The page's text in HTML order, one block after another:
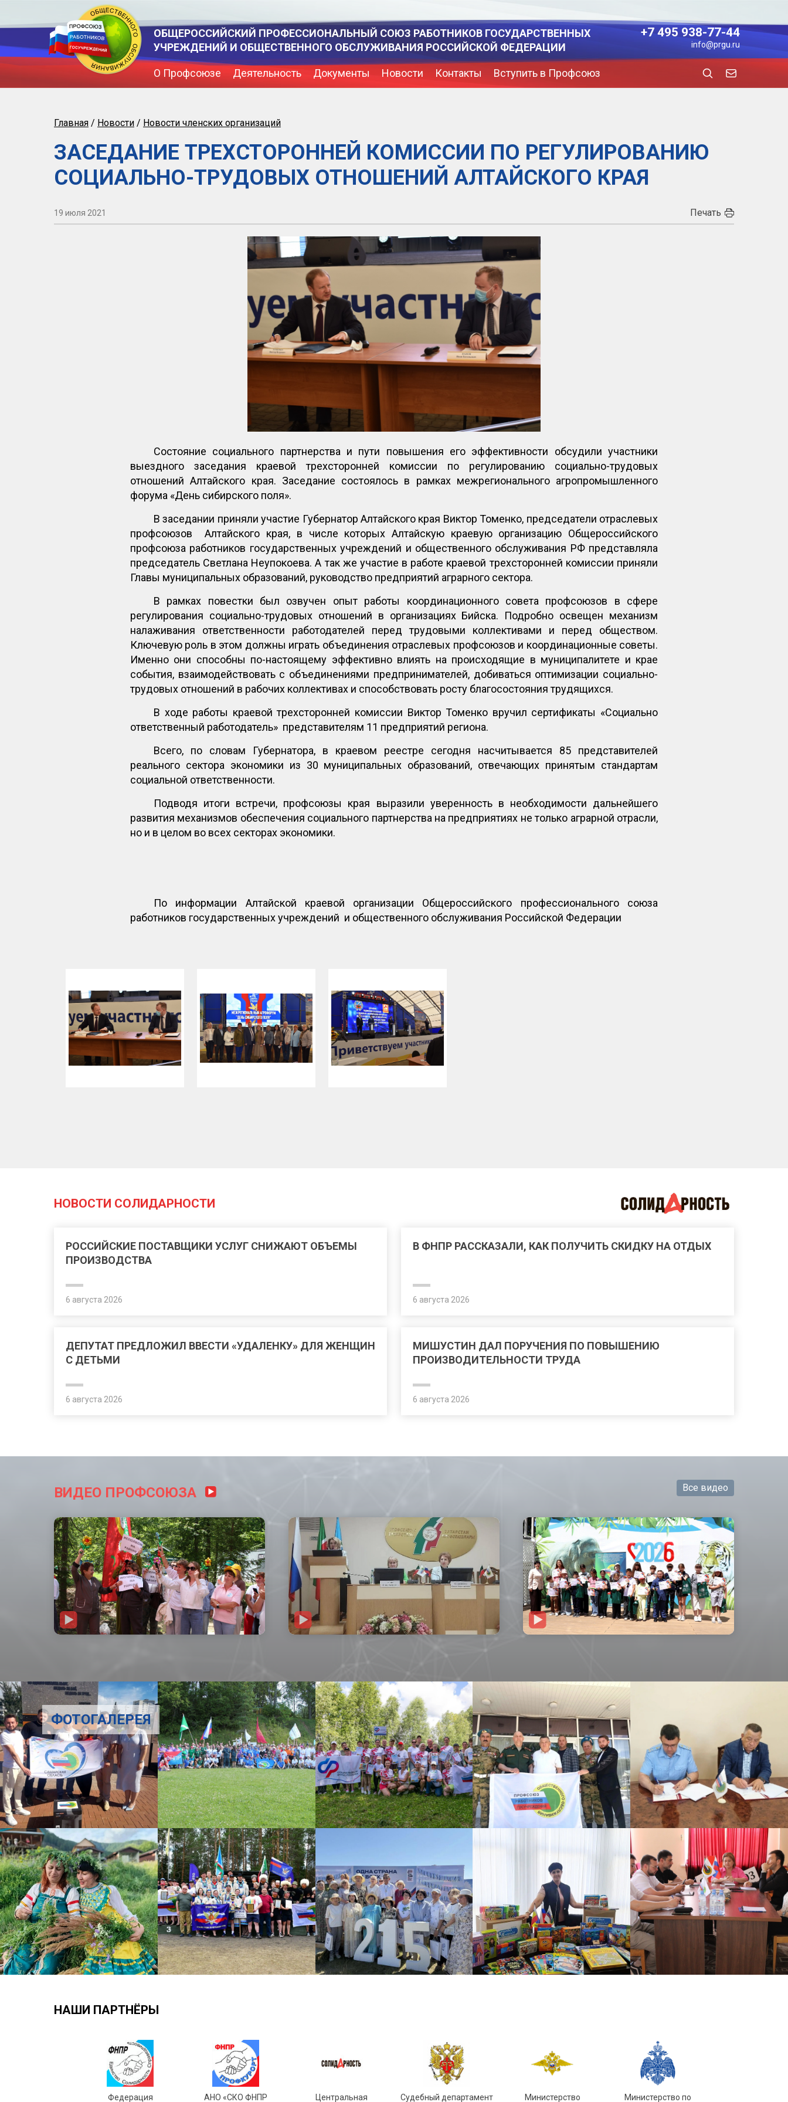
ОБЩЕРОССИЙСКИЙ ПРОФЕССИОНАЛЬНЫЙ СОЮЗ РАБОТНИКОВ ГОСУДАРСТВЕННЫХ
УЧРЕЖДЕНИЙ И ОБЩЕСТВЕННОГО ОБСЛУЖИВАНИЯ РОССИЙСКОЙ ФЕДЕРАЦИИ
+7 495 938-77-44
info@prgu.ru
О Профсоюзе Деятельность Документы Новости Контакты Вступить в Профсоюз
Главная / Новости / Новости членских организаций
ЗАСЕДАНИЕ ТРЕХСТОРОННЕЙ КОМИССИИ ПО РЕГУЛИРОВАНИЮ
СОЦИАЛЬНО-ТРУДОВЫХ ОТНОШЕНИЙ АЛТАЙСКОГО КРАЯ
19 июля 2021 Печать
Состояние социального партнерства и пути повышения его эффективности обсудили участники
выездного заседания краевой трехсторонней комиссии по регулированию социально-трудовых
отношений Алтайского края. Заседание состоялось в рамках межрегионального агропромышленного
форума «День сибирского поля».
В заседании приняли участие Губернатор Алтайского края Виктор Томенко, председатели отраслевых
профсоюзов Алтайского края, в числе которых Алтайскую краевую организацию Общероссийского
профсоюза работников государственных учреждений и общественного обслуживания РФ представляла
председатель Светлана Неупокоева. А так же участие в работе краевой трехсторонней комиссии приняли
Главы муниципальных образований, руководство предприятий аграрного сектора.
В рамках повестки был озвучен опыт работы координационного совета профсоюзов в сфере
регулирования социально-трудовых отношений в организациях Бийска. Подробно освещен механизм
налаживания ответственности работодателей перед трудовыми коллективами и перед обществом.
Ключевую роль в этом должны играть объединения отраслевых профсоюзов и координационные советы.
Именно они способны по-настоящему эффективно влиять на происходящие в муниципалитете и крае
события, взаимодействовать с объединениями предпринимателей, добиваться оптимизации социально-
трудовых отношений в рабочих коллективах и способствовать росту благосостояния трудящихся.
В ходе работы краевой трехсторонней комиссии Виктор Томенко вручил сертификаты «Социально
ответственный работодатель» представителям 11 предприятий региона.
Всего, по словам Губернатора, в краевом реестре сегодня насчитывается 85 представителей
реального сектора экономики из 30 муниципальных образований, отвечающих принятым стандартам
социальной ответственности.
Подводя итоги встречи, профсоюзы края выразили уверенность в необходимости дальнейшего
развития механизмов обеспечения социального партнерства на предприятиях не только аграрной отрасли,
но и в целом во всех секторах экономики.
По информации Алтайской краевой организации Общероссийского профессионального союза
работников государственных учреждений и общественного обслуживания Российской Федерации
НОВОСТИ СОЛИДАРНОСТИ
РОССИЙСКИЕ ПОСТАВЩИКИ УСЛУГ СНИЖАЮТ ОБЪЕМЫ
ПРОИЗВОДСТВА
6 августа 2026
В ФНПР РАССКАЗАЛИ, КАК ПОЛУЧИТЬ СКИДКУ НА ОТДЫХ
6 августа 2026
ДЕПУТАТ ПРЕДЛОЖИЛ ВВЕСТИ «УДАЛЕНКУ» ДЛЯ ЖЕНЩИН
С ДЕТЬМИ
6 августа 2026
МИШУСТИН ДАЛ ПОРУЧЕНИЯ ПО ПОВЫШЕНИЮ
ПРОИЗВОДИТЕЛЬНОСТИ ТРУДА
6 августа 2026
ВИДЕО ПРОФСОЮЗА Все видео
ФОТОГАЛЕРЕЯ
НАШИ ПАРТНЁРЫ
Федерация АНО «СКО ФНПР Центральная Судебный департамент Министерство Министерство по